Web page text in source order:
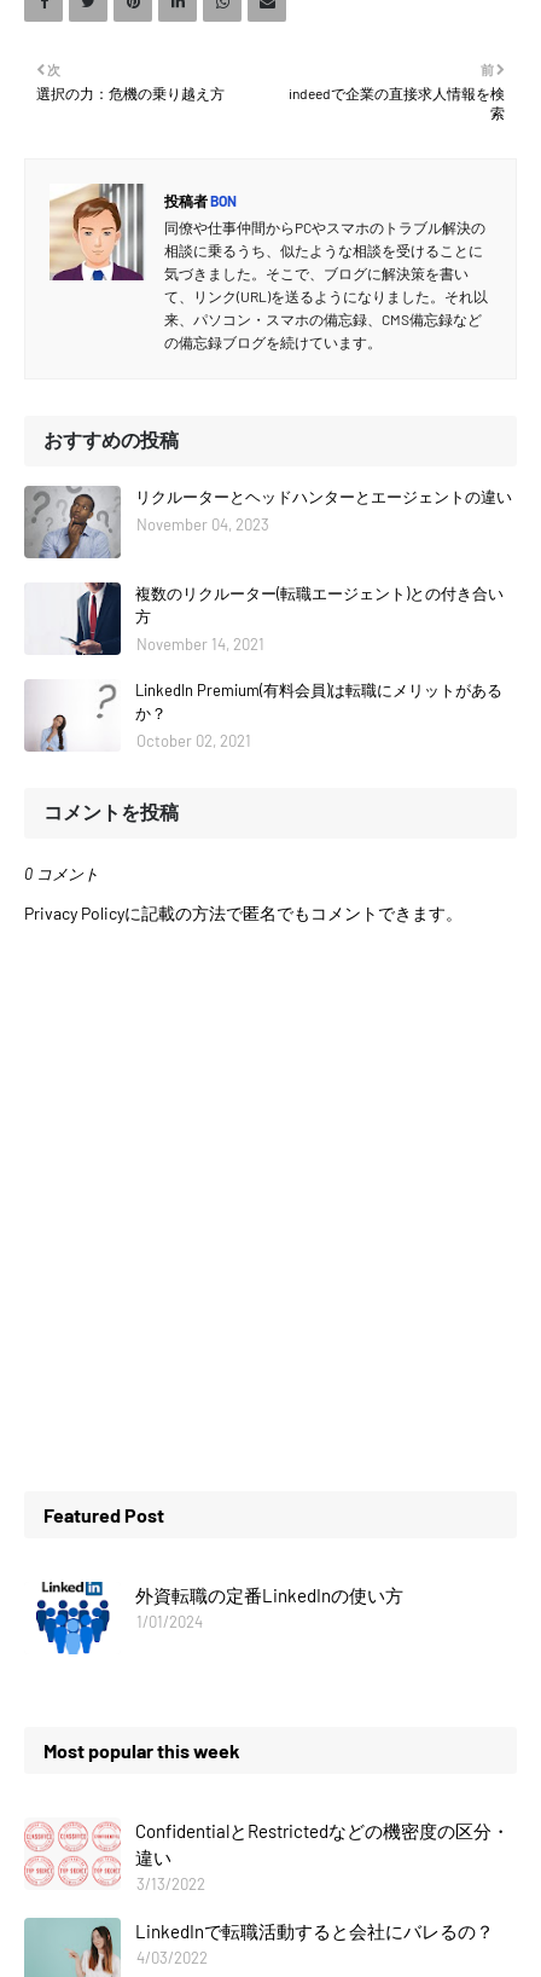
前
indeedで企業の直接求人情報を検
索
次
選択の力：危機の乗り越え方
投稿者BON
同僚や仕事仲間からPCやスマホのトラブル解決の
相談に乗るうち、似たような相談を受けることに
気づきました。そこで、ブログに解決策を書い
て、リンク(URL)を送るようになりました。それ以
来、パソコン・スマホの備忘録、CMS備忘録など
の備忘録ブログを続けています。
おすすめの投稿
リクルーターとヘッドハンターとエージェントの違い
November 04, 2023
複数のリクルーター(転職エージェント)との付き合い
方
November 14, 2021
LinkedIn Premium(有料会員)は転職にメリットがある
か？
October 02, 2021
コメントを投稿
0 コメント
Privacy Policyに記載の方法で匿名でもコメントできます。
Featured Post
外資転職の定番LinkedInの使い方
1/01/2024
Most popular this week
ConfidentialとRestrictedなどの機密度の区分・
違い
3/13/2022
LinkedInで転職活動すると会社にバレるの？
4/03/2022